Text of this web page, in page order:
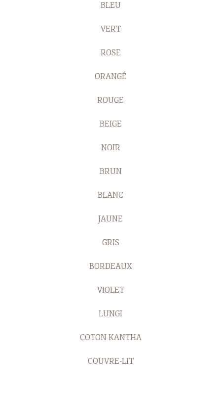
BLEU
VERT
ROSE
ORANGÉ
ROUGE
BEIGE
NOIR
BRUN
BLANC
JAUNE
GRIS
BORDEAUX
VIOLET
LUNGI
COTON KANTHA
COUVRE-LIT